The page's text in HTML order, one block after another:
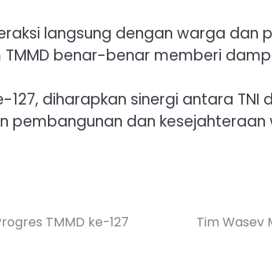
langsung dengan warga dan
benar-benar memberi
127, diharapkan sinergi antara
pembangunan dan
TMMD ke-127
Tim Wasev